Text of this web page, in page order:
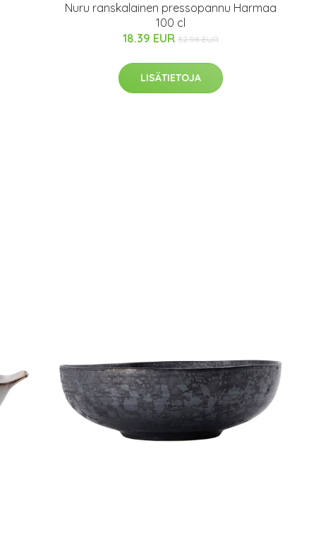
Nuru ranskalainen pressopannu Harmaa
100 cl
18.39 EUR 32.98 EUR
LISÄTIETOJA